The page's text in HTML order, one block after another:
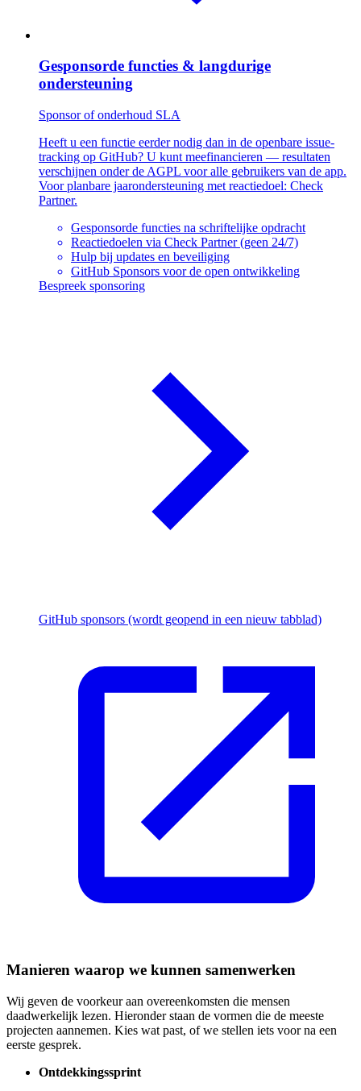
Gesponsorde functies & langdurige
ondersteuning
Sponsor of onderhoud SLA
Heeft u een functie eerder nodig dan in de openbare issue-
tracking op GitHub? U kunt meefinancieren — resultaten
verschijnen onder de AGPL voor alle gebruikers van de app.
Voor planbare jaarondersteuning met reactiedoel: Check
Partner.
Gesponsorde functies na schriftelijke opdracht
Reactiedoelen via Check Partner (geen 24/7)
Hulp bij updates en beveiliging
GitHub Sponsors voor de open ontwikkeling
Bespreek sponsoring
GitHub sponsors (wordt geopend in een nieuw tabblad)
Manieren waarop we kunnen samenwerken
Wij geven de voorkeur aan overeenkomsten die mensen
daadwerkelijk lezen. Hieronder staan de vormen die de meeste
projecten aannemen. Kies wat past, of we stellen iets voor na een
eerste gesprek.
Ontdekkingssprint